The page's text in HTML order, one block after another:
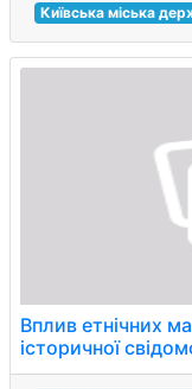
Київська міська
Вплив етнічних
історичної